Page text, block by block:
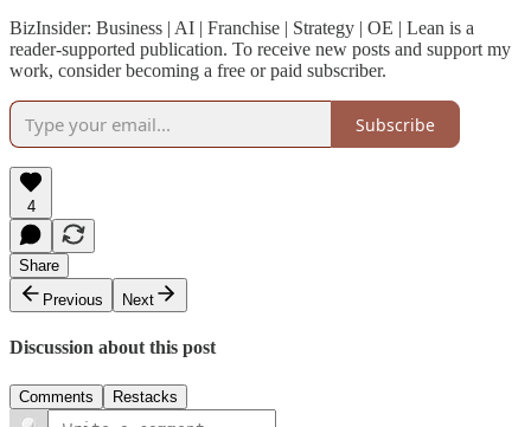
BizInsider: Business | AI | Franchise | Strategy | OE | Lean is a
reader-supported publication. To receive new posts and support my
work, consider becoming a free or paid subscriber.
Subscribe
4
Share
Previous
Next
Discussion about this post
Comments Restacks